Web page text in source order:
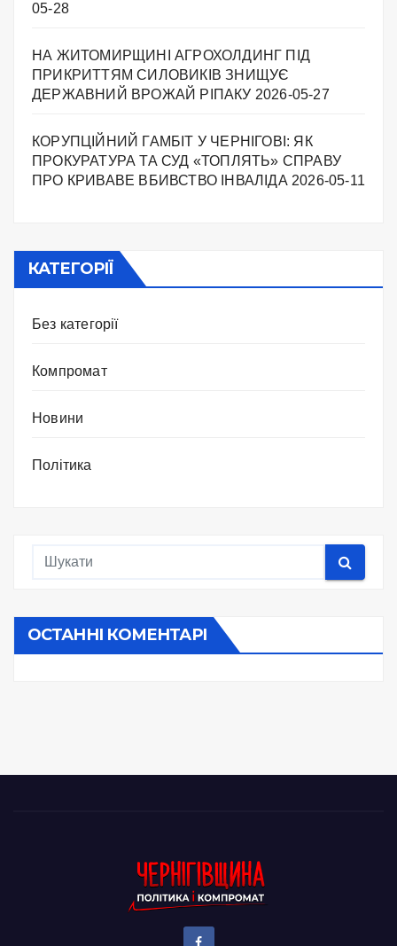
05-28
НА ЖИТОМИРЩИНІ АГРОХОЛДИНГ ПІД
ПРИКРИТТЯМ СИЛОВИКІВ ЗНИЩУЄ
ДЕРЖАВНИЙ ВРОЖАЙ РІПАКУ ​ 2026-05-27
КОРУПЦІЙНИЙ ГАМБІТ У ЧЕРНІГОВІ: ЯК
ПРОКУРАТУРА ТА СУД «ТОПЛЯТЬ» СПРАВУ
ПРО КРИВАВЕ ВБИВСТВО ІНВАЛІДА 2026-05-11
КАТЕГОРІЇ
Без категорії
Компромат
Новини
Політика
ОСТАННІ КОМЕНТАРІ